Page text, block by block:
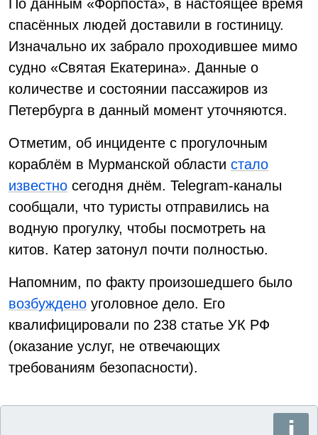
По данным «Форпоста», в настоящее время
спасённых людей доставили в гостиницу.
Изначально их забрало проходившее мимо
судно «Святая Екатерина». Данные о
количестве и состоянии пассажиров из
Петербурга в данный момент уточняются.
Отметим, об инциденте с прогулочным
кораблём в Мурманской области стало
известно сегодня днём. Telegram-каналы
сообщали, что туристы отправились на
водную прогулку, чтобы посмотреть на
китов. Катер затонул почти полностью.
Напомним, по факту произошедшего было
возбуждено уголовное дело. Его
квалифицировали по 238 статье УК РФ
(оказание услуг, не отвечающих
требованиям безопасности).